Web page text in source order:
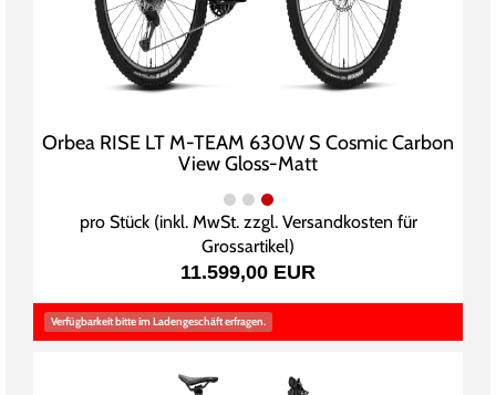
Orbea RISE LT M-TEAM 630W S Cosmic Carbon
View Gloss-Matt
pro Stück (inkl. MwSt. zzgl. Versandkosten für
Grossartikel)
11.599,00 EUR
Verfügbarkeit bitte im Ladengeschäft erfragen.